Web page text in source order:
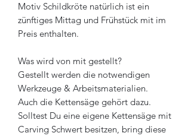
Motiv Schildkröte natürlich ist ein
zünftiges Mittag und Frühstück mit im
Preis enthalten.
Was wird von mit gestellt?
Gestellt werden die notwendigen
Werkzeuge & Arbeitsmaterialien.
Auch die Kettensäge gehört dazu.
Solltest Du eine eigene Kettensäge mit
Carving Schwert besitzen, bring diese